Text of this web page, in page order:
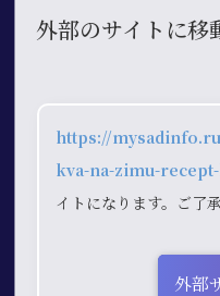
外部のサイトに移
https://
kva-na-zimu-
イトになります。ご了
外部